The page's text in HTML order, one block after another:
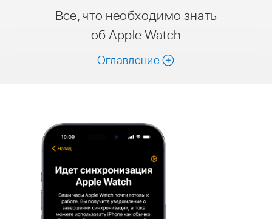
Все, что необходимо знать
об Apple Watch
Оглавление